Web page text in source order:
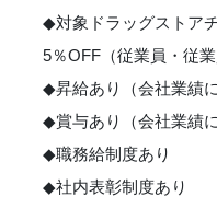
◆対象ドラッグストア
5％OFF（従業員・従
◆昇給あり（会社業績
◆賞与あり（会社業績
◆職務給制度あり
◆社内表彰制度あり